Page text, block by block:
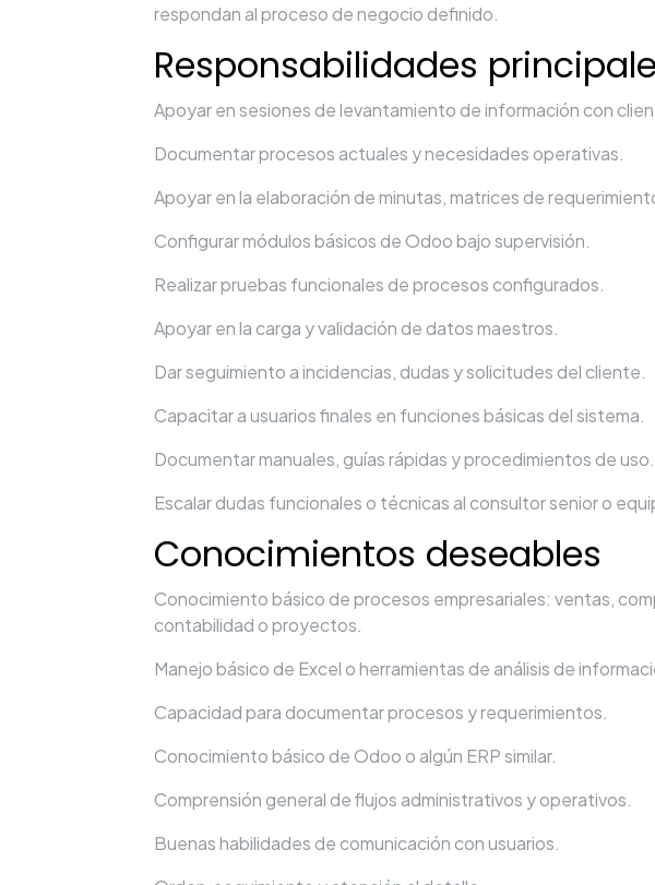
respondan al proceso de negocio definido.
Responsabilidades
Apoyar en sesiones de levantamiento de información con
Documentar procesos actuales y necesidades operativas.
Apoyar en la elaboración de minutas, matrices de
Configurar módulos básicos de Odoo bajo supervisión.
Realizar pruebas funcionales de procesos configurados.
Apoyar en la carga y validación de datos maestros.
Dar seguimiento a incidencias, dudas y solicitudes del cliente.
Capacitar a usuarios finales en funciones básicas del sistema.
Documentar manuales, guías rápidas y procedimientos de uso.
Escalar dudas funcionales o técnicas al consultor senior o
Conocimientos deseables
Conocimiento básico de procesos empresariales: ventas,
contabilidad o proyectos.
Manejo básico de Excel o herramientas de análisis de
Capacidad para documentar procesos y requerimientos.
Conocimiento básico de Odoo o algún ERP similar.
Comprensión general de flujos administrativos y operativos.
Buenas habilidades de comunicación con usuarios.